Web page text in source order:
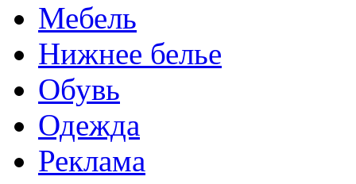
Мебель
Нижнее белье
Обувь
Одежда
Реклама